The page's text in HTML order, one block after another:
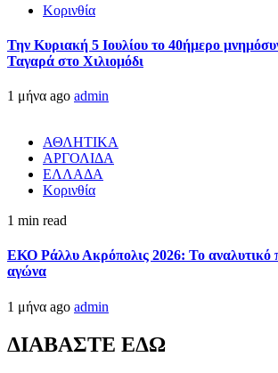
Κορινθία
Την Κυριακή 5 Ιουλίου το 40ήμερο
Ταγαρά στο Χιλιομόδι
1 μήνα ago admin
ΑΘΛΗΤΙΚΑ
ΑΡΓΟΛΙΔΑ
ΕΛΛΑΔΑ
Κορινθία
1 min read
ΕΚΟ Ράλλυ Ακρόπολις 2026: Το αναλυτικό
αγώνα
1 μήνα ago admin
ΔΙΑΒΑΣΤΕ ΕΔΩ